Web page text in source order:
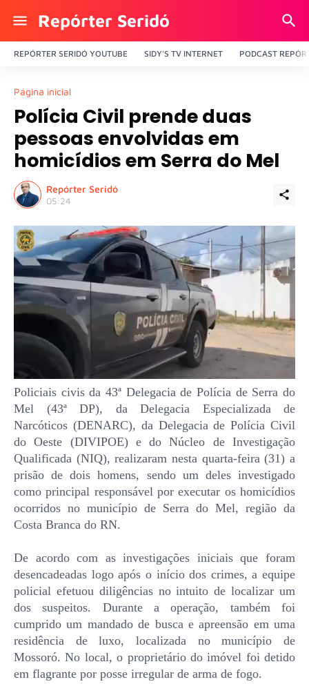
Repórter Seridó
REPÓRTER SERIDÓ YOUTUBE SIDY'S TV INTERNET PODCAST
Página inicial
Polícia Civil prende duas
pessoas envolvidas em
homicídios em Serra do Mel
Repórter Seridó
05:24
Policiais civis da 43ª Delegacia de Polícia de Serra do
Mel (43ª DP), da Delegacia Especializada de
Narcóticos (DENARC), da Delegacia de Polícia Civil
do Oeste (DIVIPOE) e do Núcleo de Investigação
Qualificada (NIQ), realizaram nesta quarta-feira (31) a
prisão de dois homens, sendo um deles investigado
como principal responsável por executar os homicídios
ocorridos no município de Serra do Mel, região da
Costa Branca do RN.
De acordo com as investigações iniciais que foram
desencadeadas logo após o início dos crimes, a equipe
policial efetuou diligências no intuito de localizar um
dos suspeitos. Durante a operação, também foi
cumprido um mandado de busca e apreensão em uma
residência de luxo, localizada no município de
Mossoró. No local, o proprietário do imóvel foi detido
em flagrante por posse irregular de arma de fogo.